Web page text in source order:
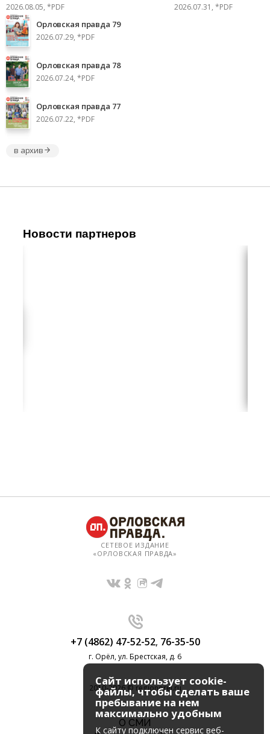
2026.08.05, *PDF 2026.07.31, *PDF
Орловская правда 79
2026.07.29, *PDF
Орловская правда 78
2026.07.24, *PDF
Орловская правда 77
2026.07.22, *PDF
в архив
Новости партнеров
СЕТЕВОЕ ИЗДАНИЕ
«ОРЛОВСКАЯ ПРАВДА»
+7 (4862) 47-52-52, 76-35-50
г. Орёл, ул. Брестская, д. 6
2010-2026 © regionorel.ru
О СМИ
Сайт использует cookie-
файлы, чтобы сделать ваше
пребывание на нем
максимально удобным
К cайту подключен сервис веб-